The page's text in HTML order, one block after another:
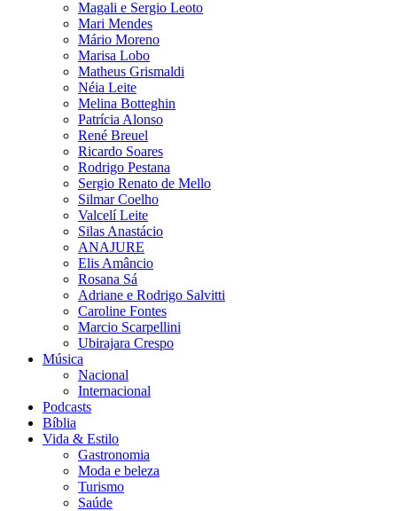
Magali e Sergio Leoto
Mari Mendes
Mário Moreno
Marisa Lobo
Matheus Grismaldi
Néia Leite
Melina Botteghin
Patrícia Alonso
René Breuel
Ricardo Soares
Rodrigo Pestana
Sergio Renato de Mello
Silmar Coelho
Valcelí Leite
Silas Anastácio
ANAJURE
Elis Amâncio
Rosana Sá
Adriane e Rodrigo Salvitti
Caroline Fontes
Marcio Scarpellini
Ubirajara Crespo
Música
Nacional
Internacional
Podcasts
Bíblia
Vida & Estilo
Gastronomia
Moda e beleza
Turismo
Saúde